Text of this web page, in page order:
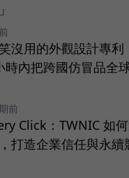
沒用的外觀設計專利
時內把跨國仿冒品全
前
Click：TWNIC 如
打造企業信任與永續